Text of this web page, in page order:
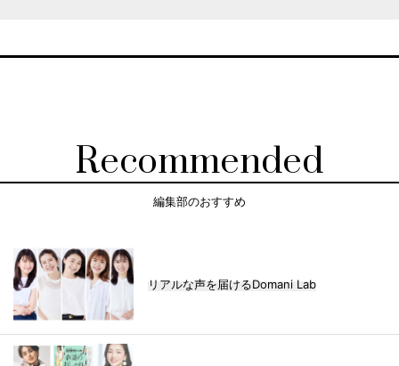
Recommended
編集部のおすすめ
リアルな声を届けるDomani Lab